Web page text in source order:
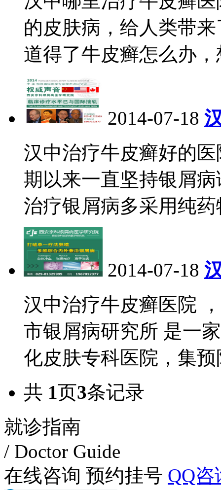
的皮肤病，给人类带
道得了牛皮癣怎么办
2014-07-18
汉中治疗牛皮癣好的
期以来一直坚持银屑
治疗银屑病多采用纯
2014-07-18
汉中治疗牛皮癣医院
市银屑病研究所 是一
化皮肤专科医院，集
共 1页3条记录
就诊指南
/ Doctor Guide
在线咨询 预约挂号 QQ咨